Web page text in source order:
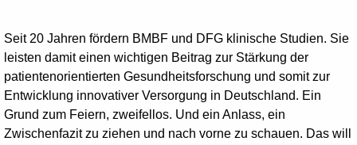
Seit 20 Jahren fördern BMBF und DFG klinische Studien. Sie
leisten damit einen wichtigen Beitrag zur Stärkung der
patientenorientierten Gesundheitsforschung und somit zur
Entwicklung innovativer Versorgung in Deutschland. Ein
Grund zum Feiern, zweifellos. Und ein Anlass, ein
Zwischenfazit zu ziehen und nach vorne zu schauen. Das will